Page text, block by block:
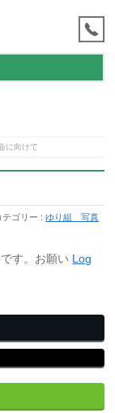
に向けて
テゴリー :ゆり組 写真
す。お願い Log